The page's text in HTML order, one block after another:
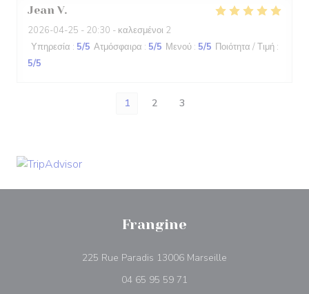
Jean V
2026-04-25 - 20:30 - καλεσμένοι 2
Υπηρεσία : 5/5 Ατμόσφαιρα : 5/5 Μενού : 5/5 Ποιότητα / Τιμή :
5/5
1 2 3
Frangine
225 Rue Paradis 13006 Marseille
04 65 95 59 71